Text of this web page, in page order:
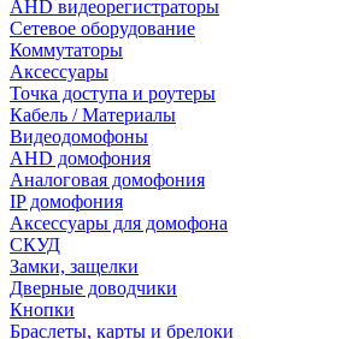
AHD видеорегистраторы
Сетевое оборудование
Коммутаторы
Аксессуары
Точка доступа и роутеры
Кабель / Материалы
Видеодомофоны
AHD домофония
Аналоговая домофония
IP домофония
Аксессуары для домофона
СКУД
Замки, защелки
Дверные доводчики
Кнопки
Браслеты, карты и брелоки